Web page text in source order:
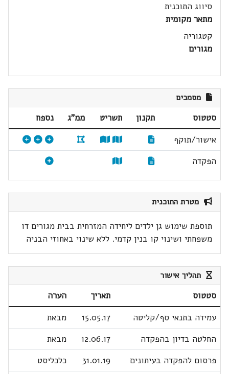
סיווג התוכנית
מתאר מקומית
קטגוריה
מגורים
מסמכים
סטטוס תקנון תשריט ממ"ג
נספח
אישור/תוקף
הפקדה
מטרת התוכנית
תוספת שימוש גן ילדים ליחידה המזרחית בבית מגורים דו
משפחתי ושינוי קו בנין קדמי. ללא שינוי באחוזי הבניה
תהליך אישור
סטטוס תאריך
הערה
עמידה בתנאי סף/קליטה
15.05.17
מבאת
החלטה בדיון בהפקדה
12.06.17
מבאת
פרסום להפקדה בעיתונים
31.01.19
כלכליסט